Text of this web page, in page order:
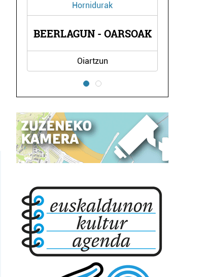
Hornidurak
BEERLAGUN - OARSOAK
Oiartzun